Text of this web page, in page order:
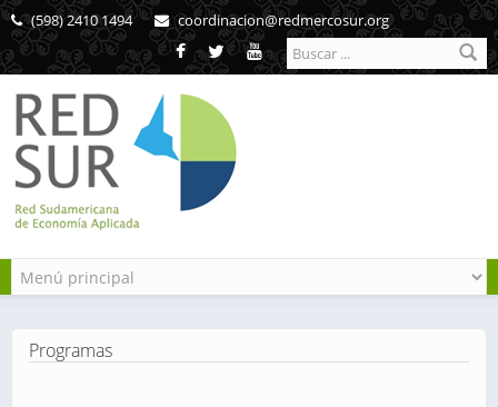
Pasar al contenido principal
(598) 2410 1494 coordinacion@redmercosur.org
Formulario de
búsqueda
Programas